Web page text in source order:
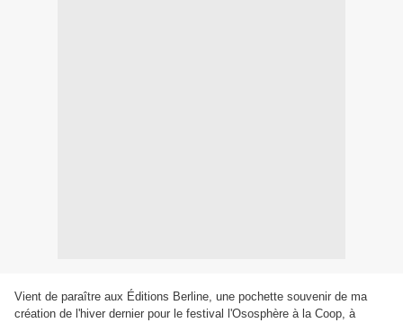
Vient de paraître aux Éditions Berline, une pochette souvenir de ma
création de l'hiver dernier pour le festival l'Ososphère à la Coop, à